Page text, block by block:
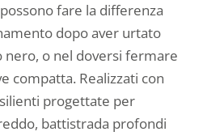
fare la differenza
dopo aver urtato
nero, o nel doversi fermare
compatta. Realizzati con
progettate per
battistrada profondi